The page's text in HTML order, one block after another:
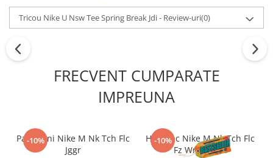
Tricou Nike U Nsw Tee Spring Break Jdi - Review-uri(0)
FRECVENT CUMPARATE
IMPREUNA
-10%
Pantaloni Nike M Nk Tch Flc
Jggr
-10%
Hanorac Nike M Nk Tch Flc
Fz Wr Hoodie